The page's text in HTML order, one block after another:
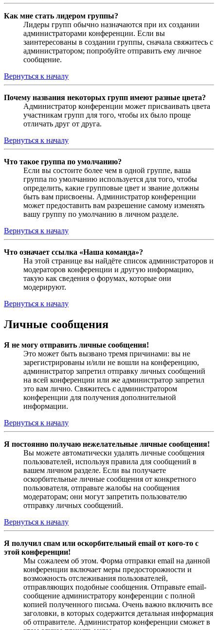
Как мне стать лидером группы?
Лидеры групп обычно назначаются при их создании
администраторами конференции. Если вы
заинтересованы в создании группы, сначала свяжитесь с
администратором; попробуйте отправить ему личное
сообщение.
Вернуться к началу
Почему названия некоторых групп имеют разные цвета?
Администратор конференции может присваивать цвета
участникам групп для того, чтобы их было проще
отличать друг от друга.
Вернуться к началу
Что такое группа по умолчанию?
Если вы состоите более чем в одной группе, ваша
группа по умолчанию используется для того, чтобы
определить, какие групповые цвет и звание должны
быть вам присвоены. Администратор конференции
может предоставить вам разрешение самому изменять
вашу группу по умолчанию в личном разделе.
Вернуться к началу
Что означает ссылка «Наша команда»?
На этой странице вы найдёте список администраторов и
модераторов конференции и другую информацию,
такую как сведения о форумах, которые они
модерируют.
Вернуться к началу
Личные сообщения
Я не могу отправить личные сообщения!
Это может быть вызвано тремя причинами: вы не
зарегистрированы и/или не вошли на конференцию,
администратор запретил отправку личных сообщений
на всей конференции или же администратор запретил
это вам лично. Свяжитесь с администратором
конференции для получения дополнительной
информации.
Вернуться к началу
Я постоянно получаю нежелательные личные сообщения!
Вы можете автоматически удалять личные сообщения
пользователей, используя правила для сообщений в
вашем личном разделе. Если вы получаете
оскорбительные личные сообщения от конкретного
пользователя, отправьте жалобы на сообщения
модераторам; они могут запретить пользователю
отправку личных сообщений.
Вернуться к началу
Я получил спам или оскорбительный email от кого-то с
этой конференции!
Мы сожалеем об этом. Форма отправки email на данной
конференции включает меры предосторожности и
возможность отслеживания пользователей,
отправляющих подобные сообщения. Отправьте email-
сообщение администратору конференции с полной
копией полученного письма. Очень важно включить все
заголовки, в которых содержится детальная информация
об отправителе. Администратор конференции сможет в